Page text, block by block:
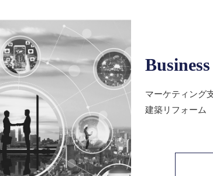
Business
マーケティング
建築リフォーム